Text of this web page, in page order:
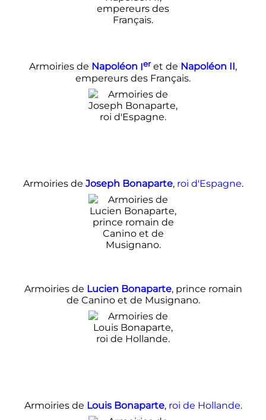
Armoiries de Napoléon Ieret de Napoléon II,
empereurs des Français.
Armoiries de Joseph Bonaparte, roi d'Espagne.
Armoiries de Lucien Bonaparte, prince romain
de Canino et de Musignano.
Armoiries de Louis Bonaparte, roi de Hollande.